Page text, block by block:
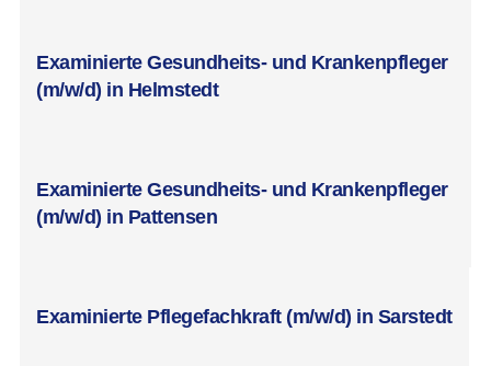
Examinierte Gesundheits- und Krankenpfleger
(m/w/d) in Helmstedt
Examinierte Gesundheits- und Krankenpfleger
(m/w/d) in Pattensen
Examinierte Pflegefachkraft (m/w/d) in Sarstedt